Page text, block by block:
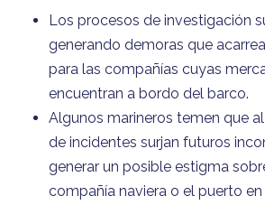
Los procesos de investigación
generando demoras que
para las compañías cuyas
encuentran a bordo del barco.
Algunos marineros temen que
de incidentes surjan futuros
generar un posible estigma
compañía naviera o el puerto